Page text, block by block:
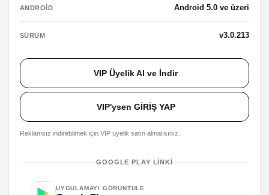
ANDROID Android 5.0 ve üzeri
SÜRÜM v3.0.213
VIP Üyelik Al ve İndir
VIP'ysen GİRİŞ YAP
Reklamsız indirebilmek için VIP üyelik satın almalısınız.
GOOGLE PLAY LINKI
UYGULAMAYI GÖRÜNTÜLE